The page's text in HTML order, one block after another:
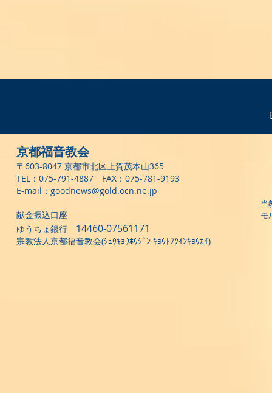
京都福音教会
〒603-8047 京都市北区上賀茂本山365
TEL：075-791-4887 FAX：075-781-9193
E-mail： goodnews@gold.ocn.ne.jp
献金振込口座
ゆうちょ銀行 14460-07561171
宗教法人京都福音教会(ｼｭｳｷｮｳﾎｳｼﾞﾝ ｷｮｳﾄﾌｸｲﾝｷｮｳｶｲ)
当
モ